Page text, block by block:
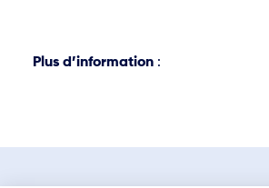
Plus d’information: